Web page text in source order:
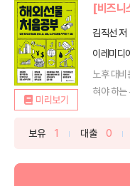
미리보기
[비즈니
김직선 저
이레미디
노후 대
혀야 하
보유 1 대출 0